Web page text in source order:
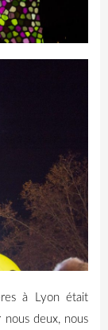
à Lyon était
nous deux, nous